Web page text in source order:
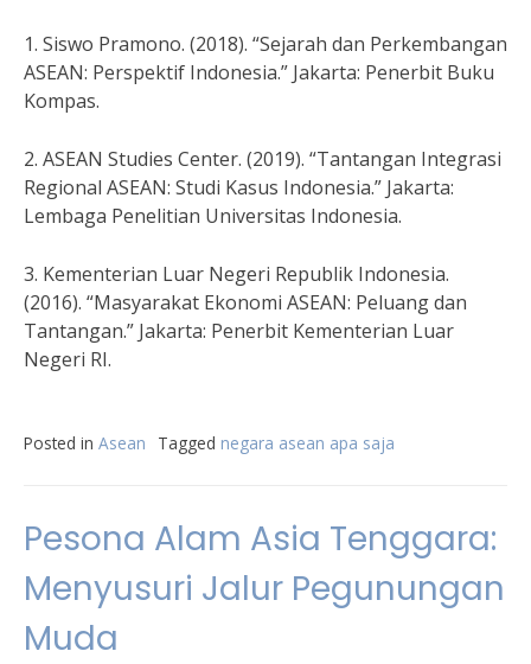
1. Siswo Pramono. (2018). “Sejarah dan Perkembangan
ASEAN: Perspektif Indonesia.” Jakarta: Penerbit Buku
Kompas.
2. ASEAN Studies Center. (2019). “Tantangan Integrasi
Regional ASEAN: Studi Kasus Indonesia.” Jakarta:
Lembaga Penelitian Universitas Indonesia.
3. Kementerian Luar Negeri Republik Indonesia.
(2016). “Masyarakat Ekonomi ASEAN: Peluang dan
Tantangan.” Jakarta: Penerbit Kementerian Luar
Negeri RI.
Posted in Asean Tagged negara asean apa saja
Pesona Alam Asia Tenggara:
Menyusuri Jalur Pegunungan
Muda